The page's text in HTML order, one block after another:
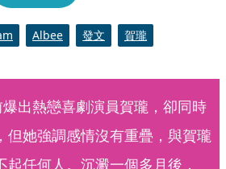
Albee 發文 賀瓏
出熱戀喜劇演員賀瓏，卻同時
但她強調感情沒有重疊，與賀瓏
起任何人。沉澱一個多月後，